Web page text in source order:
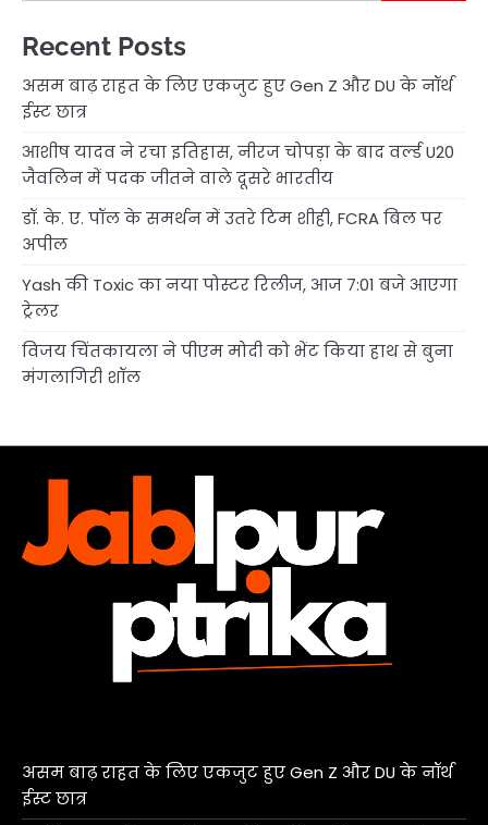
Recent Posts
असम बाढ़ राहत के लिए एकजुट हुए Gen Z और DU के नॉर्थ
ईस्ट छात्र
आशीष यादव ने रचा इतिहास, नीरज चोपड़ा के बाद वर्ल्ड U20
जैवलिन में पदक जीतने वाले दूसरे भारतीय
डॉ. के. ए. पॉल के समर्थन में उतरे टिम शीही, FCRA बिल पर
अपील
Yash की Toxic का नया पोस्टर रिलीज, आज 7:01 बजे आएगा
ट्रेलर
विजय चिंतकायला ने पीएम मोदी को भेंट किया हाथ से बुना
मंगलागिरी शॉल
असम बाढ़ राहत के लिए एकजुट हुए Gen Z और DU के नॉर्थ
ईस्ट छात्र